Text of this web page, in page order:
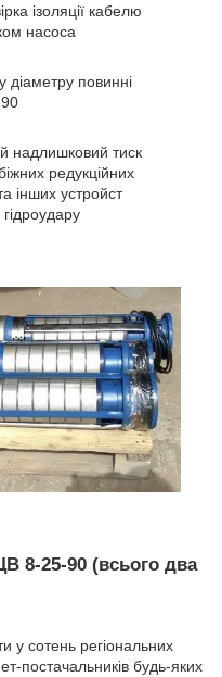
ізоляції кабелю
насоса
діаметру повинні
надлишковий тиск
редукційних
інших устройст
8-25-90 (всього два
сотень регіональних
постачальників будь-яких